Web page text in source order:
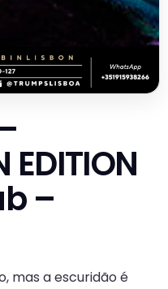
EDITION
–
mas a escuridão é